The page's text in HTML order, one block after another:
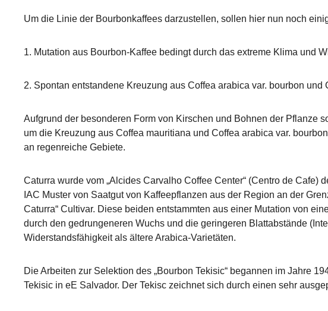
Um die Linie der Bourbonkaffees darzustellen, sollen hier nun noch
1. Mutation aus Bourbon-Kaffee bedingt durch das extreme Klima und
2. Spontan entstandene Kreuzung aus Coffea arabica var. bourbon und
Aufgrund der besonderen Form von Kirschen und Bohnen der Pflanze
um die Kreuzung aus Coffea mauritiana und Coffea arabica var.
an regenreiche Gebiete.
Caturra wurde vom „Alcides Carvalho Coffee Center“ (Centro de
IAC Muster von Saatgut von Kaffeepflanzen aus der Region an der
Caturra“ Cultivar. Diese beiden entstammten aus einer Mutation von
durch den gedrungeneren Wuchs und die geringeren Blattabstände
Widerstandsfähigkeit als ältere Arabica-Varietäten.
Die Arbeiten zur Selektion des „Bourbon Tekisic“ begannen im Jahre
Tekisic in eE Salvador. Der Tekisc zeichnet sich durch einen sehr